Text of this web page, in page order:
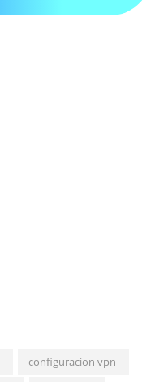
configuracion vpn